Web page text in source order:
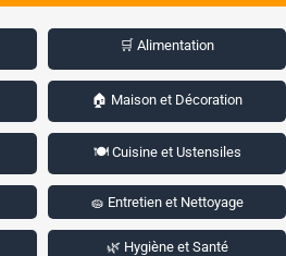
🛒 Alimentation
🏠 Maison et Décoration
🍽️ Cuisine et Ustensiles
🧽 Entretien et Nettoyage
🌿 Hygiène et Santé